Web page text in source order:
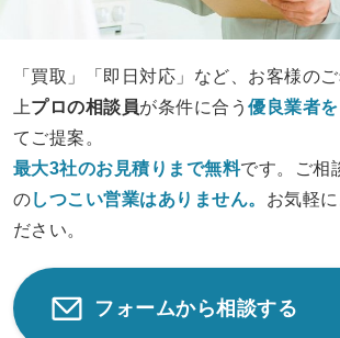
「買取」「即日対応」など、お客様の
上プロの相談員が条件に合う優良業者
てご提案。
最大3社のお見積りまで無料です。ご相
のしつこい営業はありません。 お気軽
ださい。
フォームから相談する